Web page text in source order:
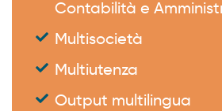
Contabilità e
Multisocietà
Multiutenza
Output multilingua